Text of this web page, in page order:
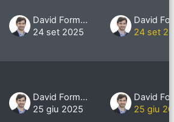
David Formby
24 set 2025
24 set
David Formby
25 giu 2025
25 giu